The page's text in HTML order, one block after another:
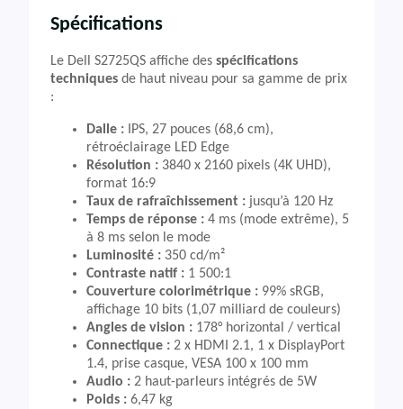
Spécifications
Le Dell S2725QS affiche des spécifications
techniques de haut niveau pour sa gamme de prix
:
Dalle : IPS, 27 pouces (68,6 cm),
rétroéclairage LED Edge
Résolution : 3840 x 2160 pixels (4K UHD),
format 16:9
Taux de rafraîchissement : jusqu’à 120 Hz
Temps de réponse : 4 ms (mode extrême), 5
à 8 ms selon le mode
Luminosité : 350 cd/m²
Contraste natif : 1 500:1
Couverture colorimétrique : 99% sRGB,
affichage 10 bits (1,07 milliard de couleurs)
Angles de vision : 178° horizontal / vertical
Connectique : 2 x HDMI 2.1, 1 x DisplayPort
1.4, prise casque, VESA 100 x 100 mm
Audio : 2 haut-parleurs intégrés de 5W
Poids : 6,47 kg